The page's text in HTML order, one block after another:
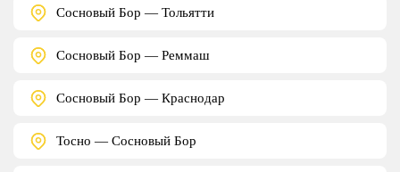
Сосновый Бор — Тольятти
Сосновый Бор — Реммаш
Сосновый Бор — Краснодар
Тосно — Сосновый Бор